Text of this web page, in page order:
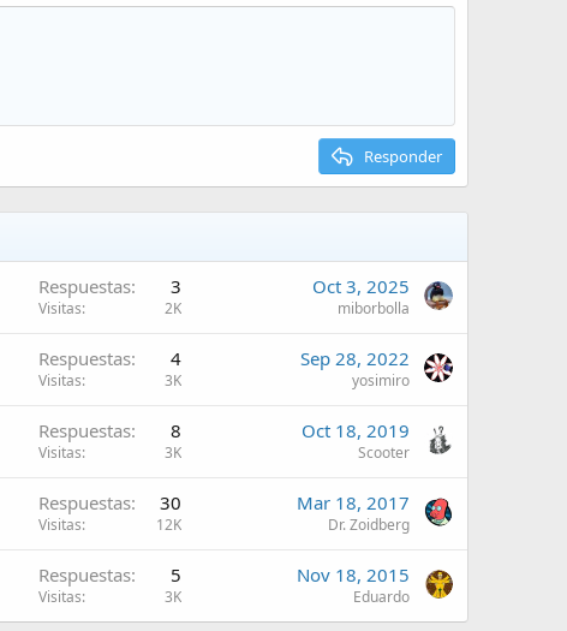
Responder
Respuestas 3
Visitas 2K
Oct 3, 2025
miborbolla
Respuestas 4
Visitas 3K
Sep 28, 2022
yosimiro
Respuestas 8
Visitas 3K
Oct 18, 2019
Scooter
Respuestas 30
Visitas 12K
Mar 18, 2017
Dr. Zoidberg
Respuestas 5
Visitas 3K
Nov 18, 2015
Eduardo